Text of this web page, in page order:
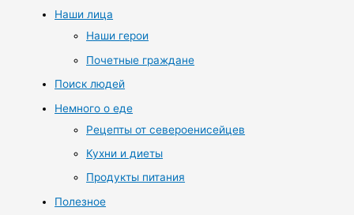
Наши лица
Наши герои
Почетные граждане
Поиск людей
Немного о еде
Рецепты от североенисейцев
Кухни и диеты
Продукты питания
Полезное